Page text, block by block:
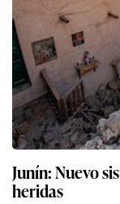
Junín: Nuevo
heridas